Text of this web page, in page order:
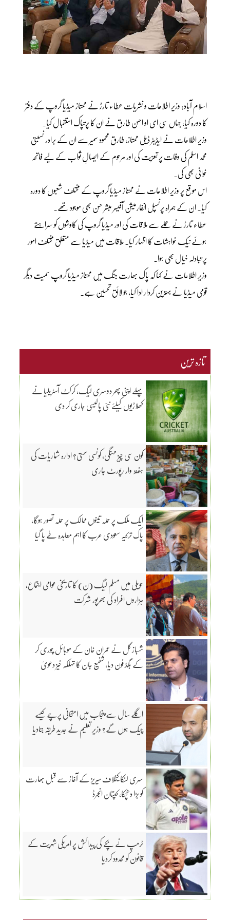
اسلام آباد: وزیر اطلاعات و نشریات عطاء تارڑ نے ممتاز میڈیا گروپ کے دفتر
کا دورہ کیا، جہاں سی ای او احسن طارق نے ان کا پرتپاک استقبال کیا۔
وزیر اطلاعات نے ایڈیٹر ڈیلی ممتاز، طارق محمود سمیر سے ان کے برادر نسبتی
محمد اسلم کی وفات پر تعزیت کی اور مرحوم کے ایصالِ ثواب کے لیے فاتحہ
خوانی بھی کی۔
اس موقع پر وزیر اطلاعات نے ممتاز میڈیا گروپ کے مختلف شعبوں کا دورہ
کیا۔ ان کے ہمراہ پرنسپل انفارمیشن آفیسر مبشر حسن بھی موجود تھے۔
عطاء تارڑ نے عملے سے ملاقات کی اور میڈیا گروپ کی کاوشوں کو سراہتے
ہوئے نیک خواہشات کا اظہار کیا۔ ملاقات میں میڈیا سے متعلق مختلف امور
پر تبادلہ خیال بھی ہوا۔
وزیر اطلاعات نے کہا کہ پاک بھارت جنگ میں ممتاز میڈیا گروپ سمیت دیگر
قومی میڈیا نے بہترین کردار ادا کیا، جو لائق تحسین ہے۔
تازہ ترین
پہلے اپنی پھر دوسری لیگ، کرکٹ آسٹریلیا نے
کھلاڑیوں کیلئے نئی پالیسی جاری کر دی
کون سی چیز مہنگی، کونسی سستی؟ ادارہ شماریات کی
ہفتہ وار رپورٹ جاری
ایک ملک پر حملہ تینوں ممالک پر حملہ تصور ہوگا،
پاک ترکیہ سعودی عرب کا اہم معاہدہ طے پا گیا
حویلی میں مسلم لیگ (ن) کا تاریخی عوامی اجتماع،
ہزاروں افراد کی بھرپور شرکت
شہباز گل نے عمران خان کے موبائل چوری کر
کے بگڈ فون دیا، شفیع جان کا تہلکہ خیز دعویٰ
اگلے سال سے پنجاب میں امتحانی پرچے کیسے
چیک ہوں گے؟ وزیر تعلیم نے جدید طریقہ بتادیا
سری لنکا کیخلاف سیریز کے آغاز سے قبل بھارت
کو بڑا دھچکا، کپتان انجرڈ
ٹرمپ نے بچے کی پیدائش پر امریکی شہریت کے
قانون کو محدود کردیا